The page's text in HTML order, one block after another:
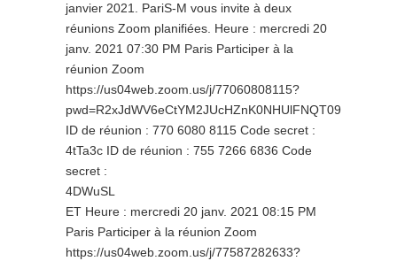
janvier 2021. PariS-M vous invite à deux
réunions Zoom planifiées. Heure : mercredi 20
janv. 2021 07:30 PM Paris Participer à la
réunion Zoom
https://us04web.zoom.us/j/77060808115?
pwd=R2xJdWV6eCtYM2JUcHZnK0NHUlFNQT09
ID de réunion : 770 6080 8115 Code secret :
4tTa3c ID de réunion : 755 7266 6836 Code
secret :
4DWuSL
ET Heure : mercredi 20 janv. 2021 08:15 PM
Paris Participer à la réunion Zoom
https://us04web.zoom.us/j/77587282633?